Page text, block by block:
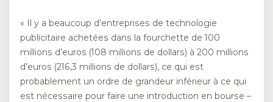
« Il y a beaucoup d’entreprises de technologie
publicitaire achetées dans la fourchette de 100
millions d’euros (108 millions de dollars) à 200 millions
d’euros (216,3 millions de dollars), ce qui est
probablement un ordre de grandeur inférieur à ce qui
est nécessaire pour faire une introduction en bourse –